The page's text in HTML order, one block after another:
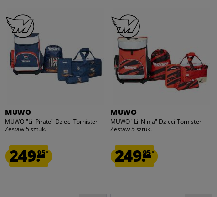
MUWO
MUWO "Lil Pirate" Dzieci Tornister
Zestaw 5 sztuk.
249.95*
MUWO
MUWO "Lil Ninja" Dzieci Tornister
Zestaw 5 sztuk.
249.95*